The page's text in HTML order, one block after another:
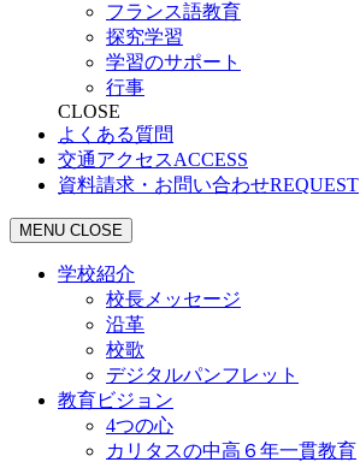
フランス語教育
探究学習
学習のサポート
行事
CLOSE
よくある質問
交通アクセスACCESS
資料請求・お問い合わせREQUEST
MENU CLOSE
学校紹介
校長メッセージ
沿革
校歌
デジタルパンフレット
教育ビジョン
4つの心
カリタスの中高６年一貫教育